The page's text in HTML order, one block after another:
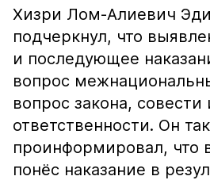
Хизри Лом-Алиевич
подчеркнул, что
и последующее
вопрос
вопрос закона, совести
ответственности. Он
проинформировал, что
понёс наказание в